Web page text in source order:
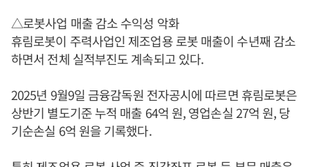
△로봇사업 매출 감소 수익성 악화
휴림로봇이 주력사업인 제조업용 로봇 매출이 수년째 감소
하면서 전체 실적부진도 계속되고 있다.
2025년 9월9일 금융감독원 전자공시에 따르면 휴림로봇은
상반기 별도기준 누적 매출 64억 원, 영업손실 27억 원, 당
기순손실 6억 원을 기록했다.